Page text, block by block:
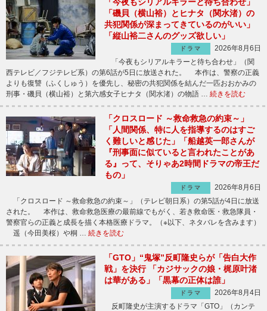
「磯貝（横山裕）とヒナタ（関水渚）の
共犯関係が深まってきているのがいい」
「縦山裕二さんのグッズ欲しい」
ドラマ
2026年8月6日
「今夜もシリアルキラーと待ち合わせ」（関
西テレビ／フジテレビ系）の第6話が5日に放送された。 本作は、警察の正義
よりも復讐（ふくしゅう）を優先し、秘密の共犯関係を結んだ一匹おおかみの
刑事・磯貝（横山裕）と第六感女子ヒナタ（関水渚）の物語 … 続きを読む
「クロスロード ～救命救急の約束～」
「人間関係、特に人を指導するのはすご
く難しいと感じた」「船越英一郎さんが
『刑事面に似ていると言われたことがあ
る』って、そりゃあ2時間ドラマの帝王だ
もの」
ドラマ
2026年8月6日
「クロスロード ～救命救急の約束～」（テレビ朝日系）の第5話が4日に放送
された。 本作は、救命救急医療の最前線でもがく、若き救命医・救急隊員・
警察官らの正義と成長を描く本格医療ドラマ。（※以下、ネタバレを含みます）
遥（今田美桜）や桐 … 続きを読む
「GTO」“鬼塚”反町隆史らが「告白大作
戦」を決行 「カジサックの娘・梶原叶渚
は華がある」「黒幕の正体は誰」
ドラマ
2026年8月4日
反町隆史が主演するドラマ「GTO」（カンテ